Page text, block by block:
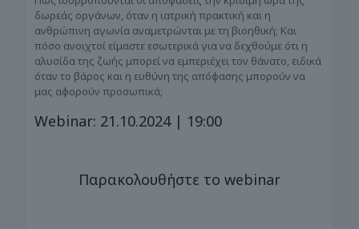
δωρεάς οργάνων, όταν η ιατρική πρακτική και η
ανθρώπινη αγωνία αναμετρώνται με τη βιοηθική; Και
πόσο ανοιχτοί είμαστε εσωτερικά για να δεχθούμε ότι η
αλυσίδα της ζωής μπορεί να εμπεριέχει τον θάνατο, ειδικά
όταν το βάρος και η ευθύνη της απόφασης μπορούν να
μας αφορούν προσωπικά;
Webinar: 21.10.2024 | 19:00
Παρακολουθήστε το webinar